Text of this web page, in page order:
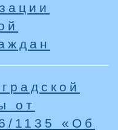
от
1135 «Об